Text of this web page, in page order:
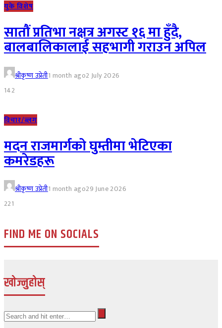
युके विशेष
सातौं प्रतिभा नक्षत्र अगस्ट १६ मा हुँदै,
बालबालिकालाई सहभागी गराउन अपिल
श्रीकृष्ण उप्रेती1 month ago2 July 2026
142
विचार/ब्लग
मदन राजमार्गको घुम्तीमा भेटिएका
कमरेडहरू
श्रीकृष्ण उप्रेती1 month ago29 June 2026
221
FIND ME ON SOCIALS
खोज्नुहोस्